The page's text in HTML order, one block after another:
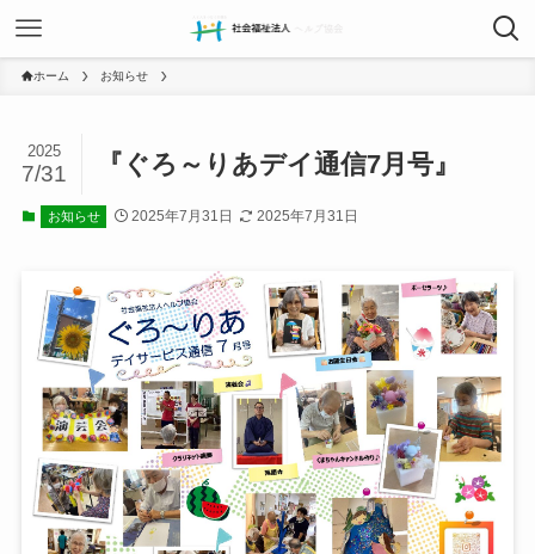
ホーム お知らせ
『ぐろ～りあデイ通信7月号』
2025
7/31
お知らせ 2025年7月31日 2025年7月31日